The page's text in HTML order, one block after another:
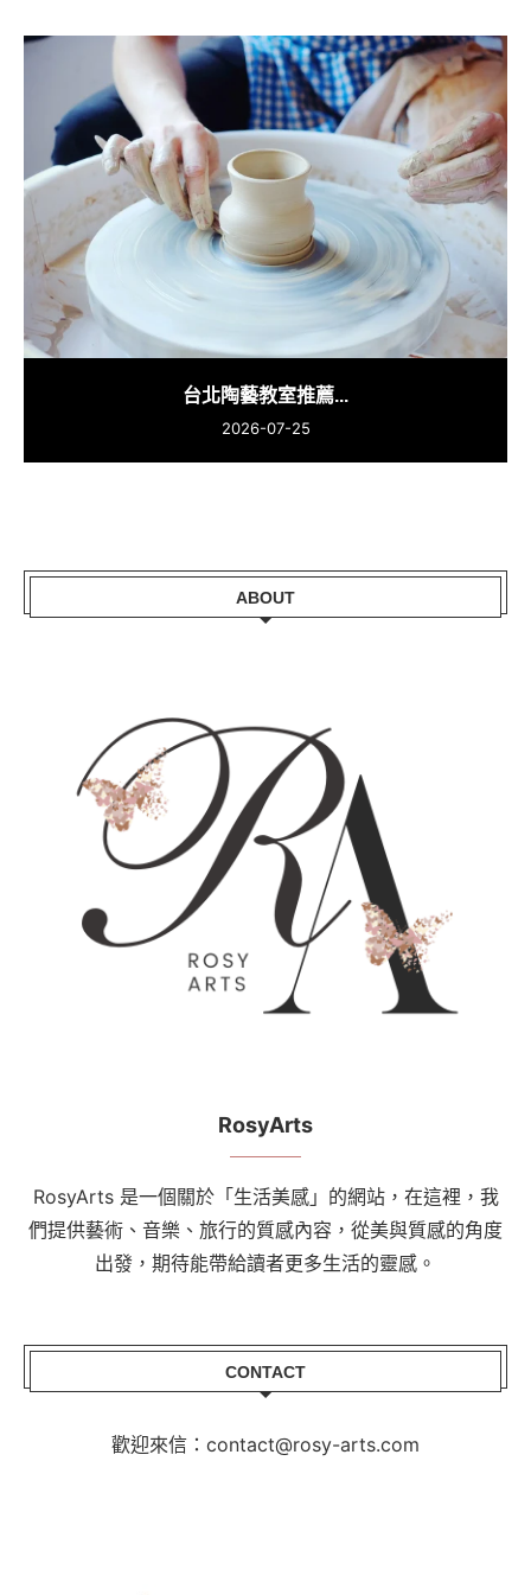
台北陶藝教室推薦...
2026-07-25
ABOUT
RosyArts
RosyArts 是一個關於「生活美感」的網站，在這裡，我
們提供藝術、音樂、旅行的質感內容，從美與質感的角度
出發，期待能帶給讀者更多生活的靈感。
CONTACT
歡迎來信：contact@rosy-arts.com